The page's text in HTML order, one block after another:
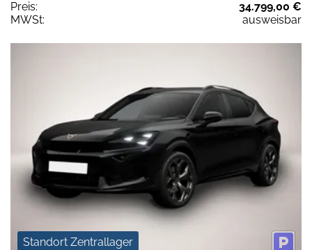
Preis:
34.799,00 €
MWSt:
ausweisbar
Standort Zentrallager